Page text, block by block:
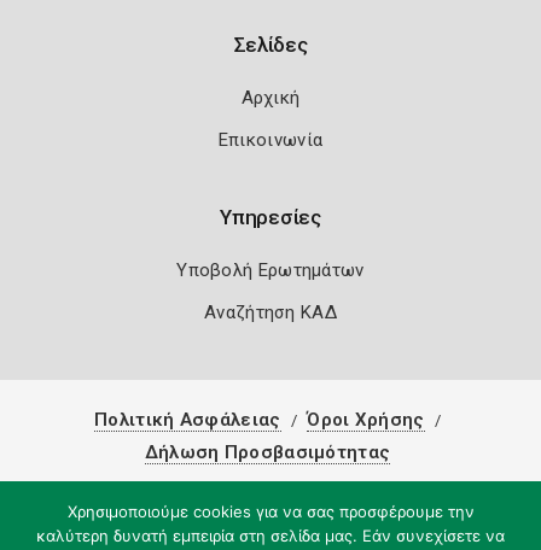
Σελίδες
Αρχική
Επικοινωνία
Υπηρεσίες
Υποβολή Ερωτημάτων
Αναζήτηση ΚΑΔ
Πολιτική Ασφάλειας
Όροι Χρήσης
Δήλωση Προσβασιμότητας
Χρησιμοποιούμε cookies για να σας προσφέρουμε την
καλύτερη δυνατή εμπειρία στη σελίδα μας. Εάν συνεχίσετε να